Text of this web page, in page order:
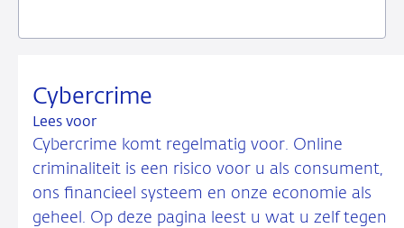
Cybercrime
Lees voor
Cybercrime komt regelmatig voor. Online
criminaliteit is een risico voor u als consument,
ons financieel systeem en onze economie als
geheel. Op deze pagina leest u wat u zelf tegen